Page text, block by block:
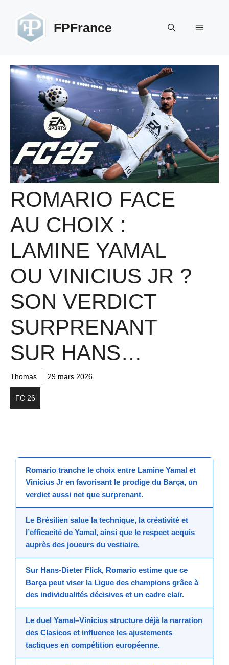
contenu
FPFrance Menu
ROMARIO FACE
AU CHOIX :
LAMINE YAMAL
OU VINICIUS JR ?
SON VERDICT
SURPRENANT
SUR HANS…
Thomas 29 mars 2026
FC 26
Romario tranche le choix entre Lamine Yamal et
Vinicius Jr en favorisant le prodige du Barça, un
verdict aussi net que surprenant.
Le Brésilien salue la technique, la créativité et
l’efficacité de Yamal, ainsi que le respect acquis
auprès des joueurs du vestiaire.
Sur Hans-Dieter Flick, Romario estime que ce
Barça peut viser la Ligue des champions grâce à
des individualités décisives et un cadre clair.
Le duel Yamal–Vinicius structure déjà la narration
des Clasicos et influence les ajustements
tactiques en compétition européenne.